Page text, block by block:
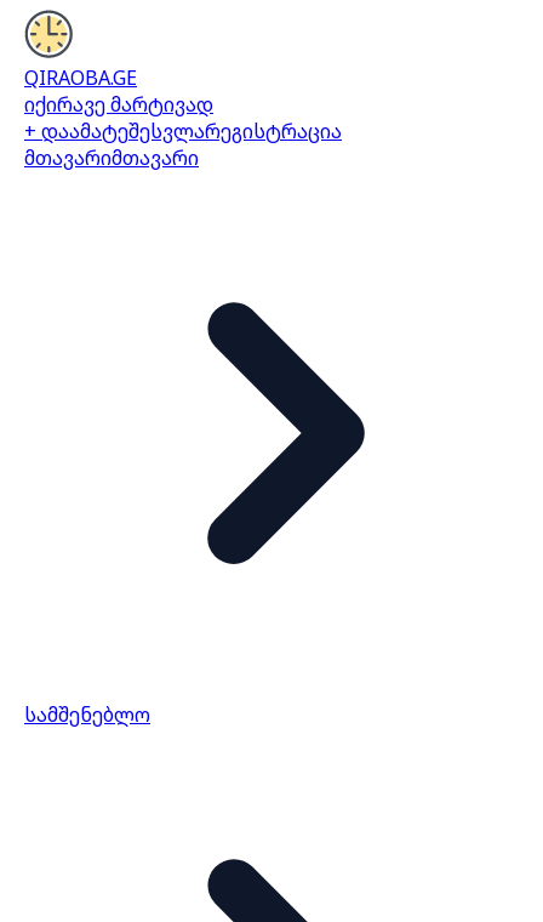
QIRAOBA.GE
იქირავე მარტივად
+ დაამატეშესვლარეგისტრაცია
მთავარიმთავარი
სამშენებლო